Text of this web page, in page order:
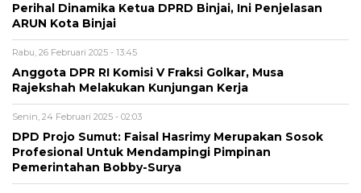
Perihal Dinamika Ketua DPRD Binjai, Ini Penjelasan
ARUN Kota Binjai
Rabu, 26 Februari 2025 - 13:45
Anggota DPR RI Komisi V Fraksi Golkar, Musa
Rajekshah Melakukan Kunjungan Kerja
Senin, 24 Februari 2025 - 02:03
DPD Projo Sumut: Faisal Hasrimy Merupakan Sosok
Profesional Untuk Mendampingi Pimpinan
Pemerintahan Bobby-Surya